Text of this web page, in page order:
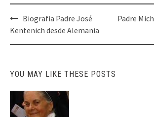
Post
navigation
Biografia Padre José
Kentenich desde Alemania
Padre
YOU MAY LIKE THESE POSTS